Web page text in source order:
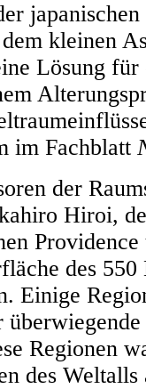
kleinen
Lösung
im Fachblatt
der
Hiroi,
des
Einige
Regionen
des Weltalls